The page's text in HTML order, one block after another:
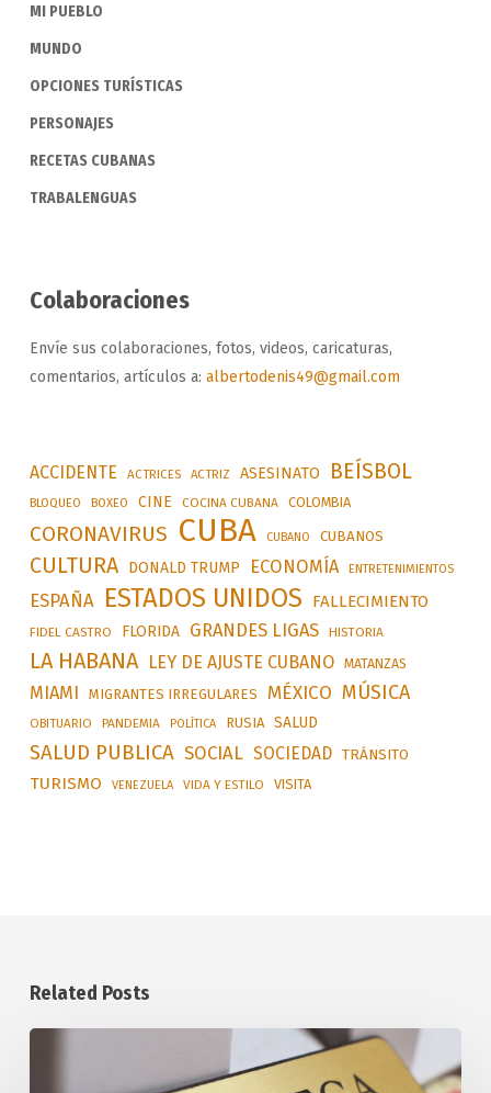
MI PUEBLO
MUNDO
OPCIONES TURÍSTICAS
PERSONAJES
RECETAS CUBANAS
TRABALENGUAS
Colaboraciones
Envíe sus colaboraciones, fotos, videos, caricaturas,
comentarios, artículos a: albertodenis49@gmail.com
ACCIDENTE ACTRICES ACTRIZ ASESINATO BEÍSBOL
BLOQUEO BOXEO CINE COCINA CUBANA COLOMBIA
CORONAVIRUS CUBA CUBANO CUBANOS
CULTURA DONALD TRUMP ECONOMÍA ENTRETENIMIENTOS
ESPAÑA ESTADOS UNIDOS FALLECIMIENTO
FIDEL CASTRO FLORIDA GRANDES LIGAS HISTORIA
LA HABANA LEY DE AJUSTE CUBANO MATANZAS
MIAMI MIGRANTES IRREGULARES MÉXICO MÚSICA
OBITUARIO PANDEMIA POLÍTICA RUSIA SALUD
SALUD PUBLICA SOCIAL SOCIEDAD TRÁNSITO
TURISMO VENEZUELA VIDA Y ESTILO VISITA
Related Posts